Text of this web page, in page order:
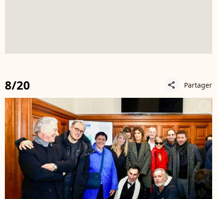
8/20 share Partager